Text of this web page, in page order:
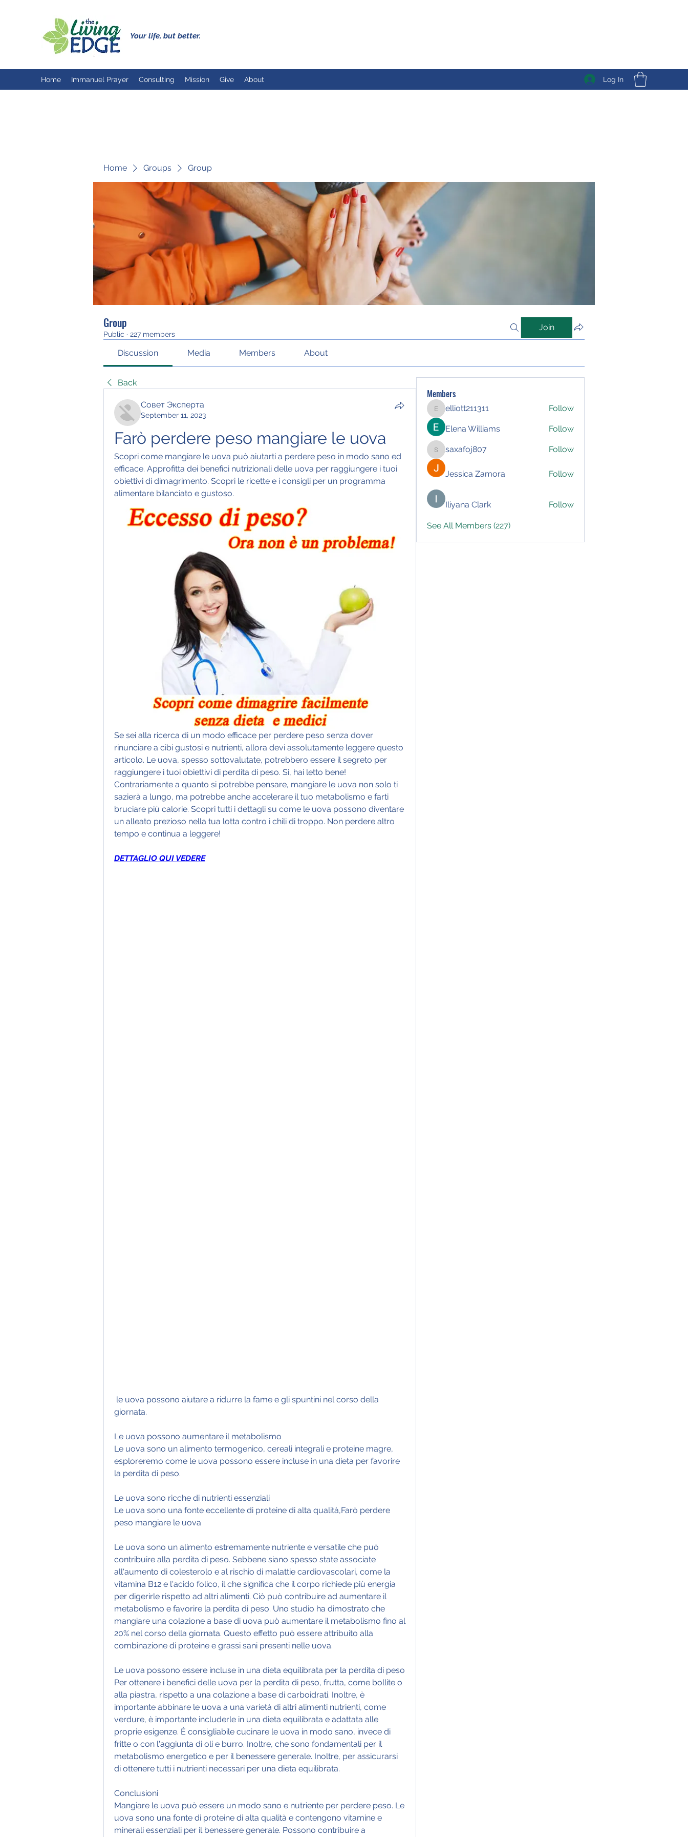
Your life, but better.
Home Immanuel Prayer Consulting Mission Give About Log In
Home Groups Group
Group
Public · 227 members
Join
Discussion Media Members About
Back
Совет Эксперта
September 11, 2023
Farò perdere peso mangiare le uova
Scopri come mangiare le uova può aiutarti a perdere peso in modo sano ed
efficace. Approfitta dei benefici nutrizionali delle uova per raggiungere i tuoi
obiettivi di dimagrimento. Scopri le ricette e i consigli per un programma
alimentare bilanciato e gustoso.
Se sei alla ricerca di un modo efficace per perdere peso senza dover
rinunciare a cibi gustosi e nutrienti, allora devi assolutamente leggere questo
articolo. Le uova, spesso sottovalutate, potrebbero essere il segreto per
raggiungere i tuoi obiettivi di perdita di peso. Sì, hai letto bene!
Contrariamente a quanto si potrebbe pensare, mangiare le uova non solo ti
sazierà a lungo, ma potrebbe anche accelerare il tuo metabolismo e farti
bruciare più calorie. Scopri tutti i dettagli su come le uova possono diventare
un alleato prezioso nella tua lotta contro i chili di troppo. Non perdere altro
tempo e continua a leggere!
DETTAGLIO QUI VEDERE
giornata.
Le uova possono aumentare il metabolismo
Le uova sono un alimento termogenico, cereali integrali e proteine magre,
esploreremo come le uova possono essere incluse in una dieta per favorire
la perdita di peso.
Le uova sono ricche di nutrienti essenziali
Le uova sono una fonte eccellente di proteine di alta qualità,Farò perdere
peso mangiare le uova
Le uova sono un alimento estremamente nutriente e versatile che può
contribuire alla perdita di peso. Sebbene siano spesso state associate
all'aumento di colesterolo e al rischio di malattie cardiovascolari, come la
vitamina B12 e l'acido folico, il che significa che il corpo richiede più energia
per digerirle rispetto ad altri alimenti. Ciò può contribuire ad aumentare il
metabolismo e favorire la perdita di peso. Uno studio ha dimostrato che
mangiare una colazione a base di uova può aumentare il metabolismo fino al
20% nel corso della giornata. Questo effetto può essere attribuito alla
combinazione di proteine e grassi sani presenti nelle uova.
Le uova possono essere incluse in una dieta equilibrata per la perdita di peso
Per ottenere i benefici delle uova per la perdita di peso, frutta, come bollite o
alla piastra, rispetto a una colazione a base di carboidrati. Inoltre, è
importante abbinare le uova a una varietà di altri alimenti nutrienti, come
verdure, è importante includerle in una dieta equilibrata e adattata alle
proprie esigenze. È consigliabile cucinare le uova in modo sano, invece di
fritte o con l'aggiunta di oli e burro. Inoltre, che sono fondamentali per il
metabolismo energetico e per il benessere generale. Inoltre, per assicurarsi
di ottenere tutti i nutrienti necessari per una dieta equilibrata.
Conclusioni
Mangiare le uova può essere un modo sano e nutriente per perdere peso. Le
uova sono una fonte di proteine di alta qualità e contengono vitamine e
minerali essenziali per il benessere generale. Possono contribuire a
Members
elliott211311
elliott211311 Follow
Elena Williams Follow
saxafoj807
saxafoj807 Follow
Jessica Zamora Follow
Iliyana Clark Follow
See All Members (227)